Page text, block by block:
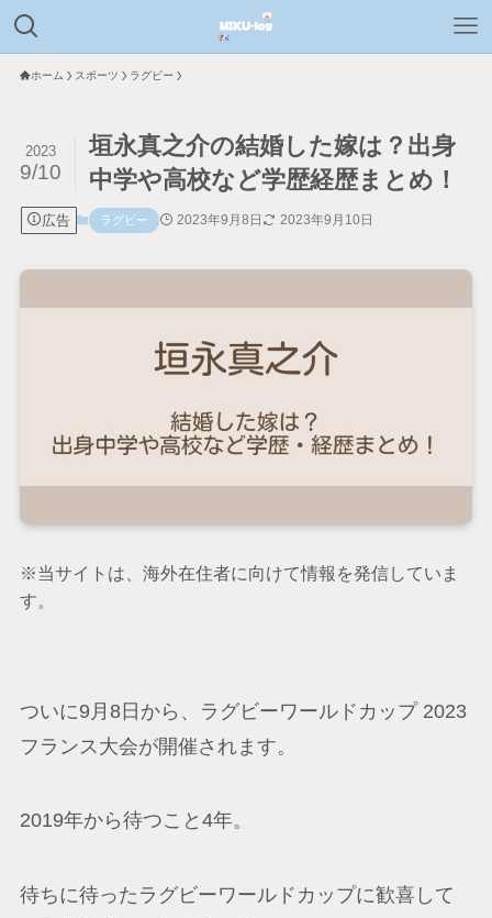
ホーム スポーツ ラグビー
垣永真之介の結婚した嫁は？出身
中学や高校など学歴経歴まとめ！
2023
9/10
広告 ラグビー 2023年9月8日 2023年9月10日
※当サイトは、海外在住者に向けて情報を発信していま
す。
ついに9月8日から、ラグビーワールドカップ 2023
フランス大会が開催されます。
2019年から待つこと4年。
待ちに待ったラグビーワールドカップに歓喜して